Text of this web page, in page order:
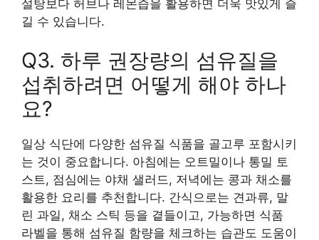
설탕보다 허브나 레몬즙을 활용하면 더욱 맛있게 즐
길 수 있습니다.
Q3. 하루 권장량의 섬유질을
섭취하려면 어떻게 해야 하나
요?
일상 식단에 다양한 섬유질 식품을 골고루 포함시키
는 것이 중요합니다. 아침에는 오트밀이나 통밀 토
스트, 점심에는 야채 샐러드, 저녁에는 콩과 채소를
활용한 요리를 추천합니다. 간식으로는 견과류, 말
린 과일, 채소 스틱 등을 곁들이고, 가능하면 식품
라벨을 통해 섬유질 함량을 체크하는 습관도 도움이